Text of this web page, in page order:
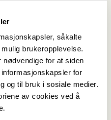
såkalte
brukeropplevelse.
nødvendige for at siden
for
og til bruk i sosiale medier.
av cookies ved å
på en
Gardermoen.
(Administrativt
Hun er
lang erfaring
- ogindivid nivå,og er